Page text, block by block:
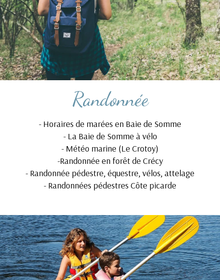
Randonnée
- Horaires de marées en Baie de Somme
- La Baie de Somme à vélo
- Météo marine (Le Crotoy)
-Randonnée en forêt de Crécy
- Randonnée pédestre, équestre, vélos, attelage
- Randonnées pédestres Côte picarde